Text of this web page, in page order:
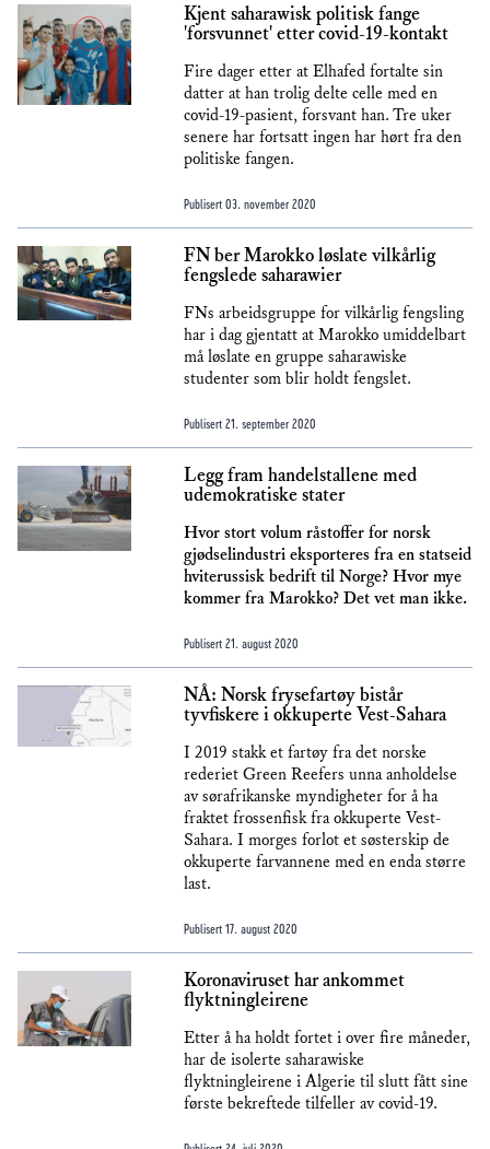
Kjent saharawisk politisk fange
'forsvunnet' etter covid-19-kontakt
Fire dager etter at Elhafed fortalte sin
datter at han trolig delte celle med en
covid-19-pasient, forsvant han. Tre uker
senere har fortsatt ingen har hørt fra den
politiske fangen.
Publisert 03. november 2020
FN ber Marokko løslate vilkårlig
fengslede saharawier
FNs arbeidsgruppe for vilkårlig fengsling
har i dag gjentatt at Marokko umiddelbart
må løslate en gruppe saharawiske
studenter som blir holdt fengslet.
Publisert 21. september 2020
Legg fram handelstallene med
udemokratiske stater
Hvor stort volum råstoffer for norsk
gjødselindustri eksporteres fra en statseid
hviterussisk bedrift til Norge? Hvor mye
kommer fra Marokko? Det vet man ikke.
Publisert 21. august 2020
NÅ: Norsk frysefartøy bistår
tyvfiskere i okkuperte Vest-Sahara
I 2019 stakk et fartøy fra det norske
rederiet Green Reefers unna anholdelse
av sørafrikanske myndigheter for å ha
fraktet frossenfisk fra okkuperte Vest-
Sahara. I morges forlot et søsterskip de
okkuperte farvannene med en enda større
last.
Publisert 17. august 2020
Koronaviruset har ankommet
flyktningleirene
Etter å ha holdt fortet i over fire måneder,
har de isolerte saharawiske
flyktningleirene i Algerie til slutt fått sine
første bekreftede tilfeller av covid-19.